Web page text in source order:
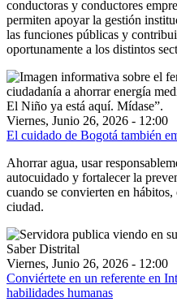
conductoras y conductores
permiten apoyar la gestión
las funciones públicas y
oportunamente a los distintos
Viernes, Junio 26, 2026 - 12:00
El cuidado de Bogotá también
Ahorrar agua, usar
autocuidado y fortalecer la
cuando se convierten en
ciudad.
Viernes, Junio 26, 2026 - 12:00
Conviértete en un referente en
habilidades humanas